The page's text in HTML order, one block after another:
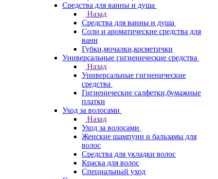
Средства для ванны и душа
Назад
Средства для ванны и душа
Соли и ароматические средства для
ванн
Губки,мочалки,косметички
Универсальные гигиенические средства
Назад
Универсальные гигиенические
средства
Гигиенические салфетки,бумажные
платки
Уход за волосами
Назад
Уход за волосами
Женские шампуни и бальзамы для
волос
Средства для укладки волос
Краска для волос
Специальный уход